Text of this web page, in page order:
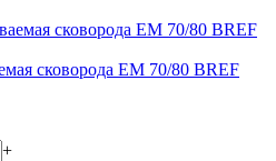
сковорода EM 70/80 BREF
+